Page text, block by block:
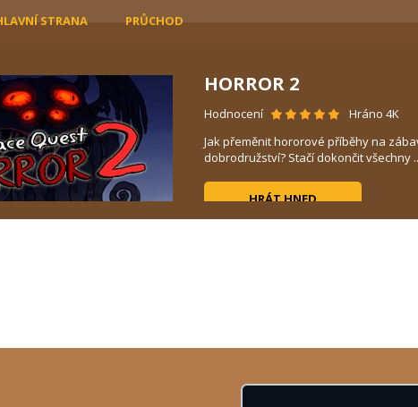
STRANA PRŮCHOD
HORROR 2
Hodnocení
Hráno 4K
Jak přeměnit hororové příběhy na
dobrodružství? Stačí dokončit všechny
HRÁT HNED